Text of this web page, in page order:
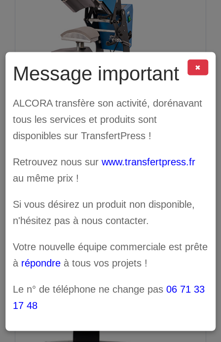
SEFA ICAP E
✖
Message important
ALCORA transfère son activité, dorénavant
tous les services et produits sont
disponibles sur TransfertPress !
Retrouvez nous surwww.transfertpress.fr
au même prix !
Si vous désirez un produit non disponible,
n'hésitez pas à nous contacter.
Votre nouvelle équipe commerciale est prête
à répondre à tous vos projets !
Le n° de téléphone ne change pas06 71 33
17 48